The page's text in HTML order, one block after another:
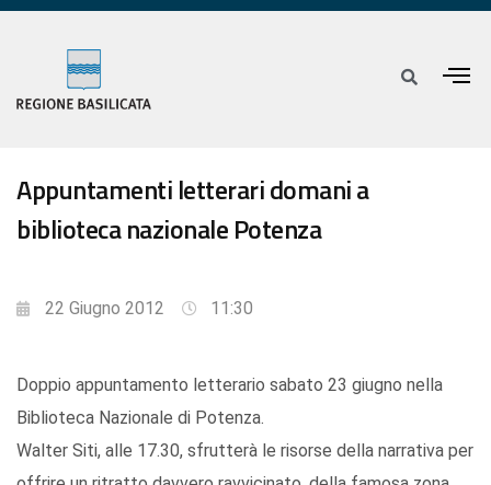
Appuntamenti letterari domani a
biblioteca nazionale Potenza
22 Giugno 2012 11:30
Doppio appuntamento letterario sabato 23 giugno nella
Biblioteca Nazionale di Potenza.
Walter Siti, alle 17.30, sfrutterà le risorse della narrativa per